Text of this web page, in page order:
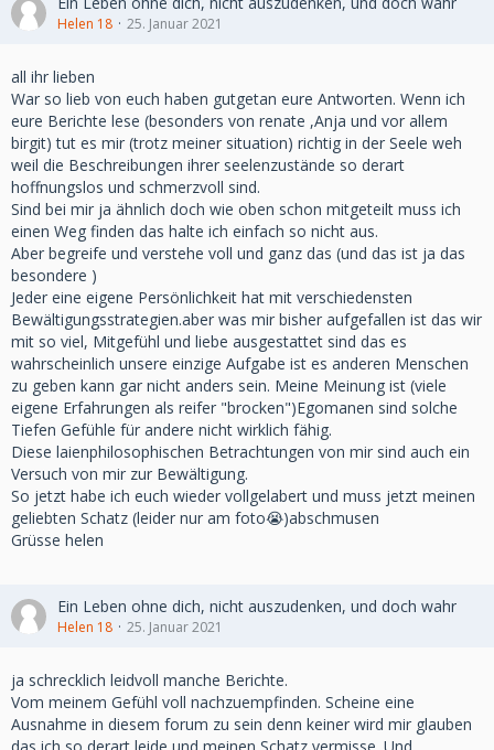
Helen 18 25. Januar 2021
all ihr lieben
War so lieb von euch haben gutgetan eure Antworten. Wenn ich
eure Berichte lese (besonders von renate ,Anja und vor allem
birgit) tut es mir (trotz meiner situation) richtig in der Seele weh
weil die Beschreibungen ihrer seelenzustände so derart
hoffnungslos und schmerzvoll sind.
Sind bei mir ja ähnlich doch wie oben schon mitgeteilt muss ich
einen Weg finden das halte ich einfach so nicht aus.
Aber begreife und verstehe voll und ganz das (und das ist ja das
besondere )
Jeder eine eigene Persönlichkeit hat mit verschiedensten
Bewältigungsstrategien.aber was mir bisher aufgefallen ist das wir
mit so viel, Mitgefühl und liebe ausgestattet sind das es
wahrscheinlich unsere einzige Aufgabe ist es anderen Menschen
zu geben kann gar nicht anders sein. Meine Meinung ist (viele
eigene Erfahrungen als reifer "brocken")Egomanen sind solche
Tiefen Gefühle für andere nicht wirklich fähig.
Diese laienphilosophischen Betrachtungen von mir sind auch ein
Versuch von mir zur Bewältigung.
So jetzt habe ich euch wieder vollgelabert und muss jetzt meinen
geliebten Schatz (leider nur am foto😭)abschmusen
Grüsse helen
Ein Leben ohne dich, nicht auszudenken, und doch wahr
Helen 18 25. Januar 2021
ja schrecklich leidvoll manche Berichte.
Vom meinem Gefühl voll nachzuempfinden. Scheine eine
Ausnahme in diesem forum zu sein denn keiner wird mir glauben